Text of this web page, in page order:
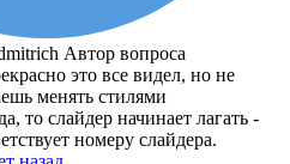
Автор вопроса
это все видел, но не
менять стилями
то слайдер начинает лагать -
номеру слайдера.